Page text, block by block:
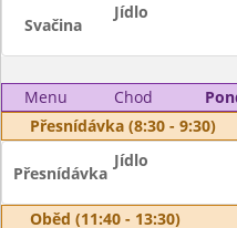
Svačina
Jídlo
Menu Chod
Přesnídávka (8:30 - 9:30)
Přesnídávka
Jídlo
Oběd (11:40 - 13:30)